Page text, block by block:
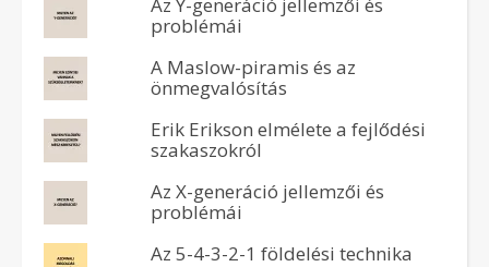
problémái
A Maslow-piramis és az
önmegvalósítás
Erik Erikson elmélete a fejlődési
szakaszokról
Az X-generáció jellemzői és
problémái
Az 5-4-3-2-1 földelési technika